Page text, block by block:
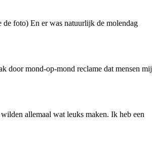
foto) En er was natuurlijk de molendag
door mond-op-mond reclame dat mensen mij
allemaal wat leuks maken. Ik heb een